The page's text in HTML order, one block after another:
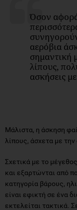
Όσον αφορά
αερόβια
σημαντική
λίπους,
ασκήσεις
Μάλιστα, η άσκηση
λίπους, άσχετα με
Σχετικά με το
και εξαρτώνται από
κατηγορία βάρους,
είναι εφικτή σε ένα
εκτελείται τακτικά.